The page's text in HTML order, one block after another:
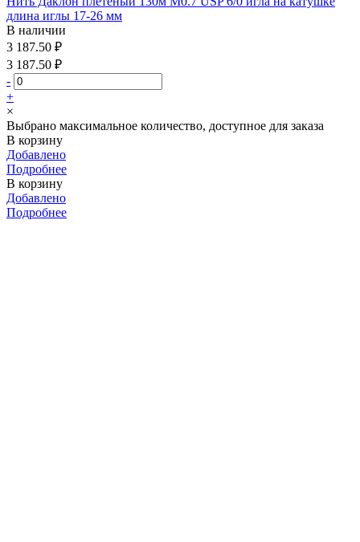
длина иглы 17-26 мм
В наличии
3 187.50 ₽
3 187.50 ₽
-
+
×
Выбрано максимальное количество, доступное для заказа
В корзину
Добавлено
Подробнее
В корзину
Добавлено
Подробнее